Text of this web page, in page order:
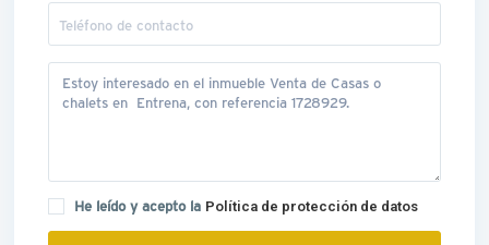
He leído y acepto la Política de protección de datos